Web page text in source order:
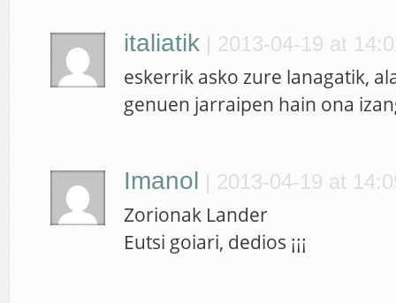
italiatik | 2013-04-19 at
eskerrik asko zure lanagatik,
genuen jarraipen hain ona
Imanol | 2013-04-19 at
Zorionak Lander
Eutsi goiari, dedios ¡¡¡